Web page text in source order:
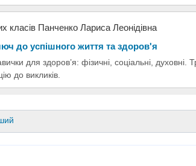
класів Панченко Лариса Леонідівна
до успішного життя та здоров'я
для здоров’я: фізичні, соціальні, духовні.
до викликів.